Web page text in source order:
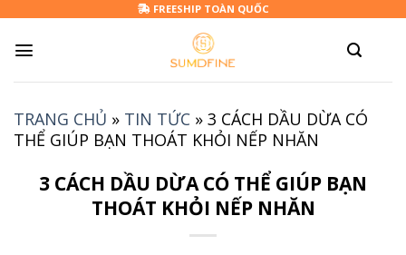
content
FREESHIP TOÀN QUỐC
TRANG CHỦ » TIN TỨC » 3 CÁCH DẦU DỪA CÓ
THỂ GIÚP BẠN THOÁT KHỎI NẾP NHĂN
3 CÁCH DẦU DỪA CÓ THỂ GIÚP BẠN
THOÁT KHỎI NẾP NHĂN